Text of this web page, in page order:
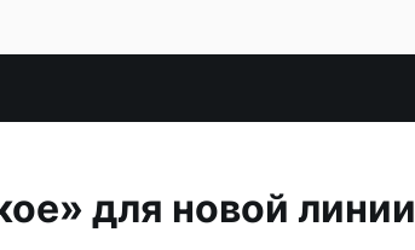
для новой линии